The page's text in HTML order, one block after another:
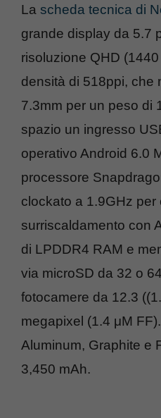
La scheda tecnica di
grande display da 5.7
risoluzione QHD
densità di 518ppi, che
7.3mm per un peso di
spazio un ingresso
operativo Android 6.0
processore
clockato a 1.9GHz per
surriscaldamento con
di LPDDR4 RAM e
via microSD da 32 o
fotocamere da 12.3
megapixel (1.4 μM
Aluminum, Graphite e
3,450 mAh.